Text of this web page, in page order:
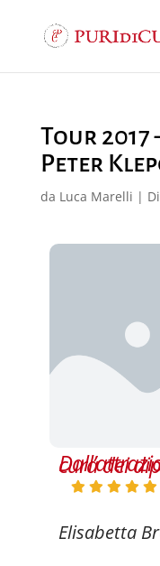
Tour
Peter
da Luca Marelli |
Dall’attrazione per il porno
Elisabetta